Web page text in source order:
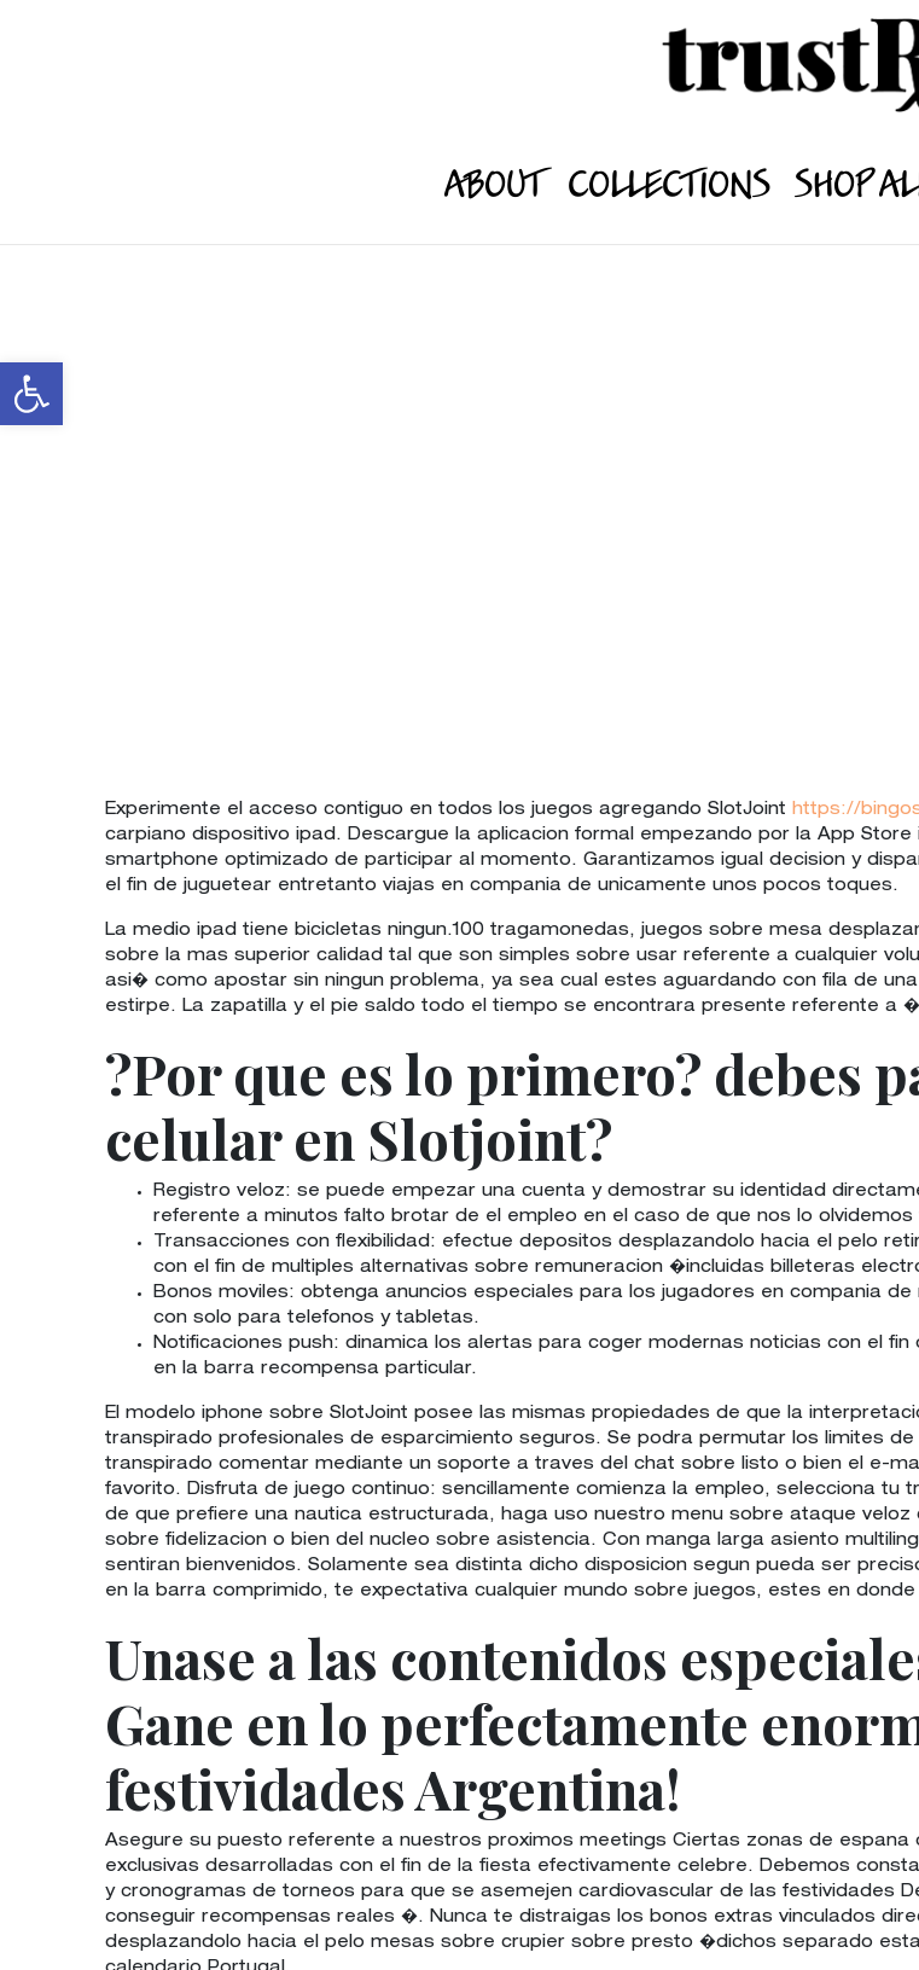
Open toolbar
ABOUT COLLECTIONS SHOP
Experimente el acceso contiguo en todos los juegos agregando SlotJoint https://
carpiano dispositivo ipad. Descargue la aplicacion formal empezando por la App
smartphone optimizado de participar al momento. Garantizamos igual decision y
el fin de juguetear entretanto viajas en compania de unicamente unos pocos toques.
La medio ipad tiene bicicletas ningun.100 tragamonedas, juegos sobre mesa
sobre la mas superior calidad tal que son simples sobre usar referente a cualquier
asi� como apostar sin ningun problema, ya sea cual estes aguardando con fila de
estirpe. La zapatilla y el pie saldo todo el tiempo se encontrara presente referente a
?Por que es lo primero? debes
celular en Slotjoint?
Registro veloz: se puede empezar una cuenta y demostrar su identidad
referente a minutos falto brotar de el empleo en el caso de que nos lo olvidemos
Transacciones con flexibilidad: efectue depositos desplazandolo hacia el pelo
con el fin de multiples alternativas sobre remuneracion �incluidas billeteras
Bonos moviles: obtenga anuncios especiales para los jugadores en compania
con solo para telefonos y tabletas.
Notificaciones push: dinamica los alertas para coger modernas noticias con el
en la barra recompensa particular.
El modelo iphone sobre SlotJoint posee las mismas propiedades de que la
transpirado profesionales de esparcimiento seguros. Se podra permutar los limites
transpirado comentar mediante un soporte a traves del chat sobre listo o bien el e-
favorito. Disfruta de juego continuo: sencillamente comienza la empleo, selecciona
de que prefiere una nautica estructurada, haga uso nuestro menu sobre ataque
sobre fidelizacion o bien del nucleo sobre asistencia. Con manga larga asiento
sentiran bienvenidos. Solamente sea distinta dicho disposicion segun pueda ser
en la barra comprimido, te expectativa cualquier mundo sobre juegos, estes en
Unase a las contenidos
Gane en lo perfectamente
festividades Argentina!
Asegure su puesto referente a nuestros proximos meetings Ciertas zonas de
exclusivas desarrolladas con el fin de la fiesta efectivamente celebre. Debemos
y cronogramas de torneos para que se asemejen cardiovascular de las festividades
conseguir recompensas reales �. Nunca te distraigas los bonos extras vinculados
desplazandolo hacia el pelo mesas sobre crupier sobre presto �dichos separado